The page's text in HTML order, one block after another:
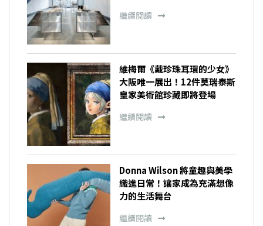
繼續閱讀
維梅爾《戴珍珠耳環的少女》
大阪唯一展出！12件莫瑞泰斯
皇家美術館珍藏即將登場
繼續閱讀
Donna Wilson 將童趣與美學
織進日常！讓家成為充滿想像
力的生活舞台
繼續閱讀